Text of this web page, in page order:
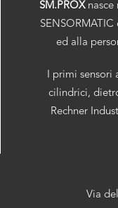
SM.PROXnasce
ed alla
I primi sensori
cilindrici,
Rechner
Via